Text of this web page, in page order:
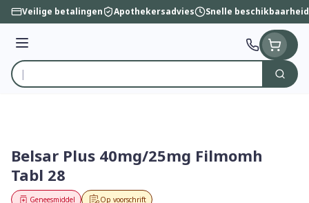
Ga naar de inhoud
Veilige betalingen Apothekersadvies Snelle beschikbaarheid
Menu
Product, merk, categorie...
Zoek
Belsar Plus 40mg/25mg Filmomh
Tabl 28
Op voorschrift
Geneesmiddel